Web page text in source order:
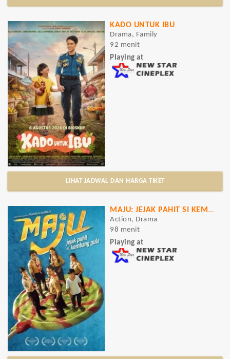
KADO UNTUK IBU
Drama, Family
92 menit
Playing at
LIHAT JADWAL DAN HARGA TIKET
MAJU: JEJAK PAHIT SI KEMBANG GULA
Action, Drama
98 menit
Playing at